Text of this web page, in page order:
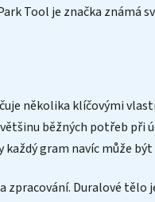
Tool je značka
několika klíčovými
běžných potřeb při
každý gram navíc může
zpracování. Duralové